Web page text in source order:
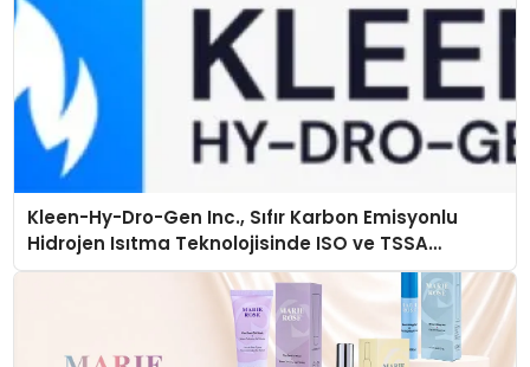
Kleen-Hy-Dro-Gen Inc., Sıfır Karbon Emisyonlu
Hidrojen Isıtma Teknolojisinde ISO ve TSSA
Düzenleyici Onaylarını Aldı